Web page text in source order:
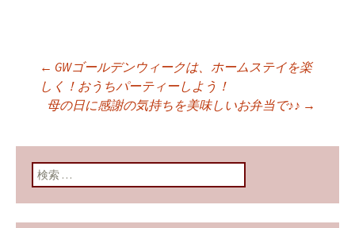
投稿ナビゲーショ
ン
← GWゴールデンウィークは、ホームステイを楽
しく！おうちパーティーしよう！
母の日に感謝の気持ちを美味しいお弁当で♪♪ →
検索: